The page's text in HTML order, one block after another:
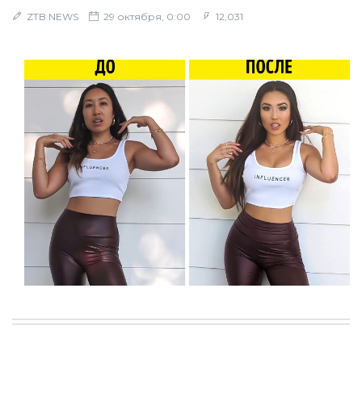
ZTB NEWS 29 октября, 0:00 12,031